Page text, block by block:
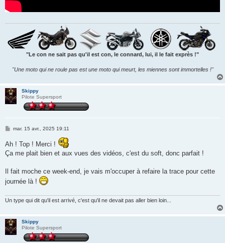
"Le con ne sait pas qu'il est con, le connard, lui, il le fait exprès !"
"Une moto qui ne roule pas est une moto qui meurt, les miennes sont immortelles !"
Skippy
Pilote Supersport
M
s
a
mar. 15 avr., 2025 19:11
Ah ! Top ! Merci !
Ça me plait bien et aux vues des vidéos, c'est du soft, donc parfait !
Il fait moche ce week-end, je vais m'occuper à refaire la trace pour cette
journée là !
Un type qui dit qu'il est arrivé, c'est qu'il ne devait pas aller bien loin...
Skippy
Pilote Supersport